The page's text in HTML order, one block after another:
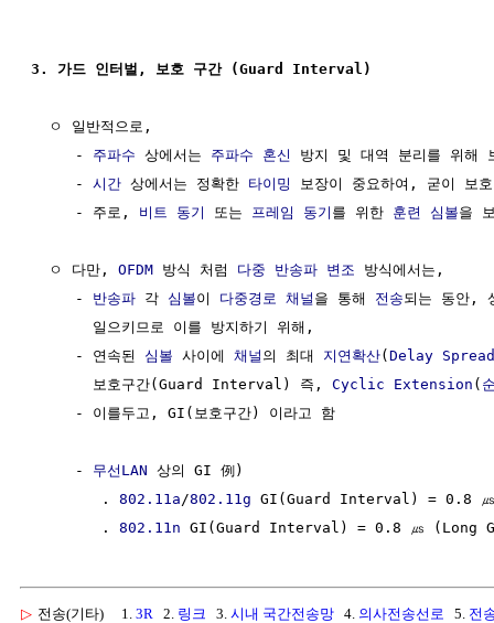
3. 가드 인터벌, 보호 구간 (Guard Interval)
  ㅇ 일반적으로,
     -
주파수 상에서는 주파수 혼신
방지 및 대역 분리를 위해
     -
시간 상에서는 정확한 타이밍
보장이 중요하여, 굳이 보
     - 주로,
비트 동기 또는 프레임 동기 를 위한 훈련 심볼을
  ㅇ 다만,
OFDM 방식 처럼 다중 반송파 변조 방식에서는,
     -
반송파 각 심볼이 다중경로 채널 을 통해 전송되는 동안,
       일으키므로 이를 방지하기 위해,
     - 연속된
심볼 사이에 채널 의 최대 지연확산(Delay Spread
       보호구간(Guard Interval) 즉,
Cyclic Extension (
     - 이를두고, GI(보호구간) 이라고 함
     -
무선LAN 상의 GI 例)
        .
802.11a /802.11g GI(Guard Interval) =
        .
802.11n
▷ 전송(기타) 1. 3R 2. 링크 3. 시내 국간전송망 4. 의사전송선로 5. 전